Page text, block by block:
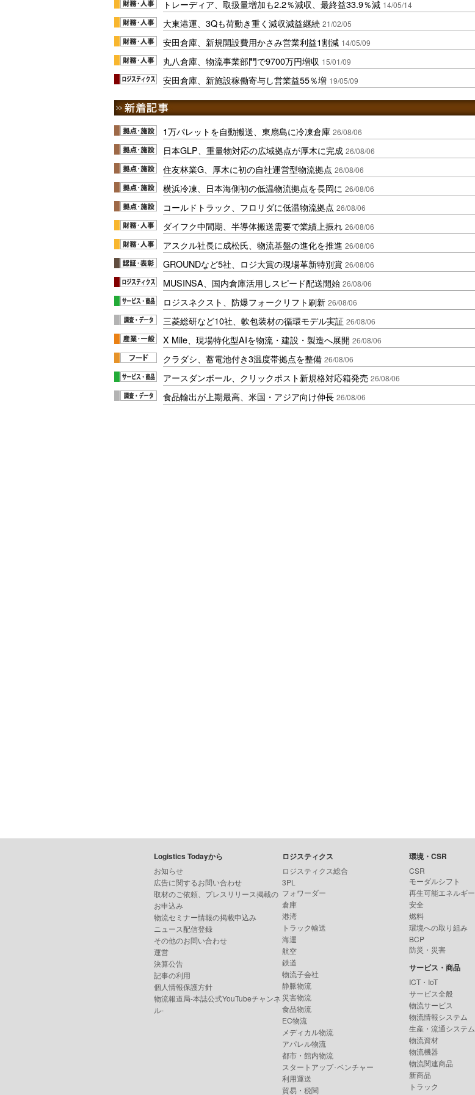
トレーディア、取扱量増加も2.2％減収、最終益33.9％減 14/05/14
大東港運、3Qも荷動き重く減収減益継続 21/02/05
安田倉庫、新規開設費用かさみ営業利益1割減 14/05/09
丸八倉庫、物流事業部門で9700万円増収 15/01/09
安田倉庫、新施設稼働寄与し営業益55％増 19/05/09
1万パレットを自動搬送、東扇島に冷凍倉庫 26/08/06
日本GLP、重量物対応の広域拠点が厚木に完成 26/08/06
住友林業G、厚木に初の自社運営型物流拠点 26/08/06
横浜冷凍、日本海側初の低温物流拠点を長岡に 26/08/06
コールドトラック、フロリダに低温物流拠点 26/08/06
ダイフク中間期、半導体搬送需要で業績上振れ 26/08/06
アスクル社長に成松氏、物流基盤の進化を推進 26/08/06
GROUNDなど5社、ロジ大賞の現場革新特別賞 26/08/06
MUSINSA、国内倉庫活用しスピード配送開始 26/08/06
ロジスネクスト、防爆フォークリフト刷新 26/08/06
三菱総研など10社、軟包装材の循環モデル実証 26/08/06
X Mile、現場特化型AIを物流・建設・製造へ展開 26/08/06
クラダシ、蓄電池付き3温度帯拠点を整備 26/08/06
アースダンボール、クリックポスト新規格対応箱発売 26/08/06
食品輸出が上期最高、米国・アジア向け伸長 26/08/06
Logistics Todayから
お知らせ
広告に関するお問い合わせ
取材のご依頼、プレスリリース掲載の
お申込み
物流セミナー情報の掲載申込み
ニュース配信登録
その他のお問い合わせ
運営
決算公告
記事の利用
個人情報保護方針
物流報道局-本誌公式YouTubeチャンネ
ル-
ロジスティクス
ロジスティクス総合
3PL
フォワーダー
倉庫
港湾
トラック輸送
海運
航空
鉄道
物流子会社
静脈物流
災害物流
食品物流
EC物流
メディカル物流
アパレル物流
都市・館内物流
スタートアップ･ベンチャー
利用運送
貿易・税関
環境・CSR
CSR
モーダルシフト
再生可能エネルギー
安全
燃料
環境への取り組み
BCP
防災・災害
サービス・商品
ICT・IoT
サービス全般
物流サービス
物流情報システム
生産・流通システム
物流資材
物流機器
物流関連商品
新商品
トラック